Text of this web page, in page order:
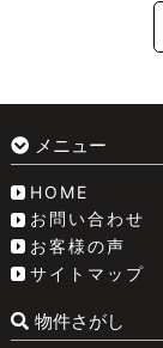
メニュー
HOME
お問い合わせ
お客様の声
サイトマップ
物件さがし